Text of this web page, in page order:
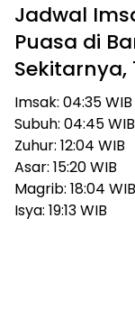
Jadwal
Puasa di
Sekitarnya,
Imsak: 04:35 WIB
Subuh: 04:45 WIB
Zuhur: 12:04 WIB
Asar: 15:20 WIB
Magrib: 18:04 WIB
Isya: 19:13 WIB